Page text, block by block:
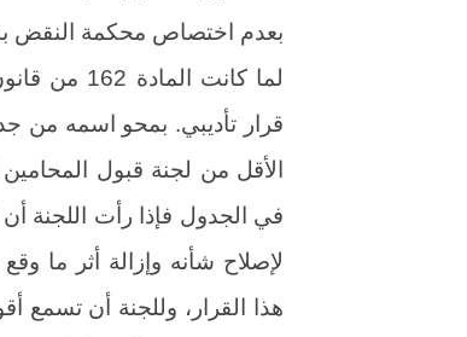
بعدم اختصاص محكمة النقض
قرار تأديبي. بمحو اسمه من
في الجدول فإذا رأت اللجنة
لإصلاح شأنه وإزالة أثر ما
هذا القرار، وللجنة أن تسمع